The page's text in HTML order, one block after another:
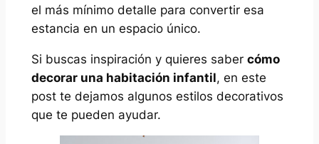
el más mínimo detalle para convertir esa
estancia en un espacio único.
Si buscas inspiración y quieres saber cómo
decorar una habitación infantil, en este
post te dejamos algunos estilos decorativos
que te pueden ayudar.